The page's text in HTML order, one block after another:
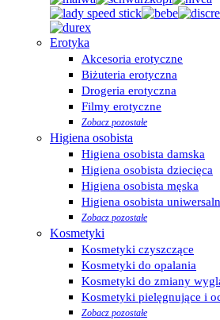
Erotyka
Akcesoria erotyczne
Biżuteria erotyczna
Drogeria erotyczna
Filmy erotyczne
Zobacz pozostałe
Higiena osobista
Higiena osobista damska
Higiena osobista dziecięca
Higiena osobista męska
Higiena osobista
Zobacz pozostałe
Kosmetyki
Kosmetyki czyszczące
Kosmetyki do opalania
Kosmetyki do zmiany
Kosmetyki pielęgnujące i
Zobacz pozostałe